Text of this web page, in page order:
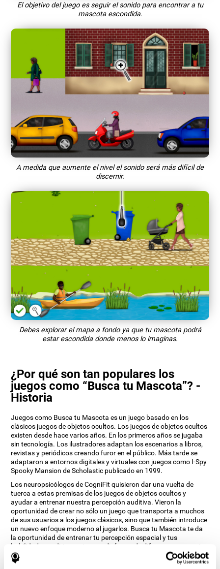
El objetivo del juego es seguir el sonido para encontrar a tu
mascota escondida.
A medida que aumente el nivel el sonido será más difícil de
discernir.
Debes explorar el mapa a fondo ya que tu mascota podrá
estar escondida donde menos lo imaginas.
¿Por qué son tan populares los
juegos como “Busca tu Mascota”? -
Historia
Juegos como Busca tu Mascota es un juego basado en los
clásicos juegos de objetos ocultos. Los juegos de objetos ocultos
existen desde hace varios años. En los primeros años se jugaba
sin tecnología. Los ilustradores adaptan los escenarios a libros,
revistas y periódicos creando furor en el público. Más tarde se
adaptaron a entornos digitales y virtuales con juegos como I-Spy
Spooky Mansion de Scholastic publicado en 1999.
Los neuropsicólogos de CogniFit quisieron dar una vuelta de
tuerca a estas premisas de los juegos de objetos ocultos y
ayudar a entrenar nuestra percepción auditiva. Vieron la
oportunidad de crear no sólo un juego que transporta a muchos
de sus usuarios a los juegos clásicos, sino que también introduce
un nuevo enfoque moderno al jugarlos. Busca tu Mascota te da
la oportunidad de entrenar tu percepción espacial y tus
habilidades auditivas mientras disfrutas de diferentes escenarios
estimulantes.